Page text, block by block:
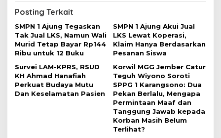
a
s
i
p
o
s
Posting Terkait
SMPN 1 Ajung Tegaskan
Tak Jual LKS, Namun Wali
Murid Tetap Bayar Rp144
Ribu untuk 12 Buku
SMPN 1 Ajung Akui Jual
LKS Lewat Koperasi,
Klaim Hanya Berdasarkan
Pesanan Siswa
Survei LAM-KPRS, RSUD
KH Ahmad Hanafiah
Perkuat Budaya Mutu
Dan Keselamatan Pasien
Korwil MGG Jember Catur
Teguh Wiyono Soroti
SPPG 1 Karangsono: Dua
Pekan Berlalu, Mengapa
Permintaan Maaf dan
Tanggung Jawab kepada
Korban Masih Belum
Terlihat?